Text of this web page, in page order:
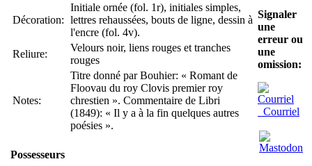
Décoration:
Initiale ornée (fol. 1r), initiales simples,
lettres rehaussées, bouts de ligne, dessin à
l'encre (fol. 4v).
Reliure:
Velours noir, liens rouges et tranches
rouges
Notes:
Titre donné par Bouhier: « Romant de
Floovau du roy Clovis premier roy
chrestien ». Commentaire de Libri
(1849): « Il y a à la fin quelques autres
poésies ».
Possesseurs
Signaler
une
erreur ou
une
omission:
Courriel